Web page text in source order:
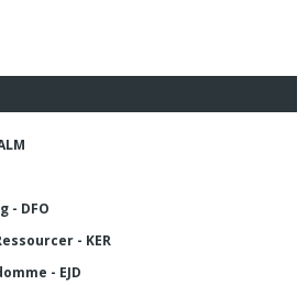
- DFO
- KER
- EJD